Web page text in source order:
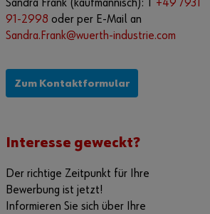
Sandra Frank (kaufmännisch): T +49 7931
91-2998 oder per E-Mail an
Sandra.Frank@wuerth-industrie.com
Zum Kontaktformular
Interesse geweckt?
Der richtige Zeitpunkt für Ihre
Bewerbung ist jetzt!
Informieren Sie sich über Ihre